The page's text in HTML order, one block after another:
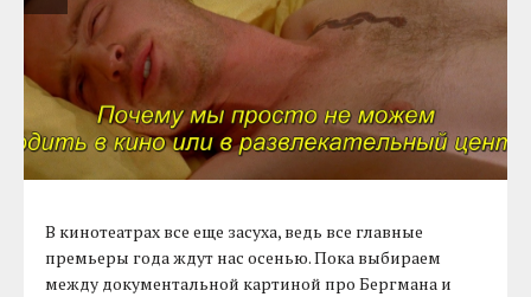
В кинотеатрах все еще засуха, ведь все главные
премьеры года ждут нас осенью. Пока выбираем
между документальной картиной про Бергмана и